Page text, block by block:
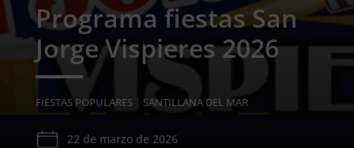
Programa fiestas San
Jorge Vispieres 2026
FIESTAS POPULARES| SANTILLANA DEL MAR
22 de marzo de 2026